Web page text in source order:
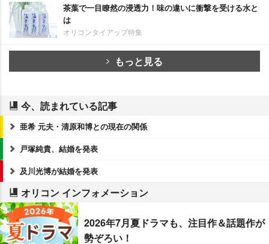
茶葉で一目瞭然の浸透力！味の違いに衝撃を受ける水と
は
オリコンタイアップ特集
もっと見る
今、読まれている記事
亜希 元夫・清原和博との現在の関係
戸塚純貴、結婚を発表
及川光博が結婚を発表
オリコン インフォメーション
2026年7月夏ドラマも、注目作＆話題作が
勢ぞろい！